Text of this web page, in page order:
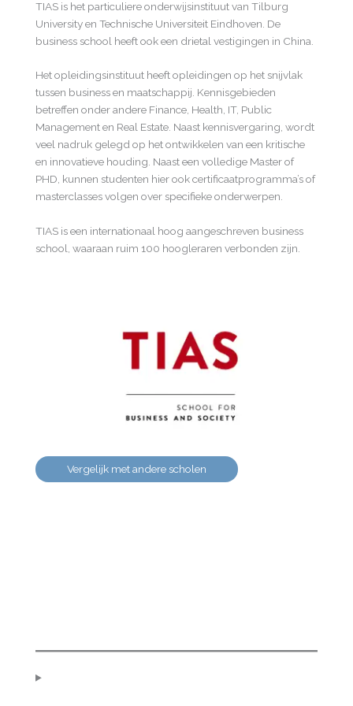
TIAS is het particuliere onderwijsinstituut van Tilburg
University en Technische Universiteit Eindhoven. De
business school heeft ook een drietal vestigingen in China.
Het opleidingsinstituut heeft opleidingen op het snijvlak
tussen business en maatschappij. Kennisgebieden
betreffen onder andere Finance, Health, IT, Public
Management en Real Estate. Naast kennisvergaring, wordt
veel nadruk gelegd op het ontwikkelen van een kritische
en innovatieve houding. Naast een volledige Master of
PHD, kunnen studenten hier ook certificaatprogramma’s of
masterclasses volgen over specifieke onderwerpen.
TIAS is een internationaal hoog aangeschreven business
school, waaraan ruim 100 hoogleraren verbonden zijn.
Vergelijk met andere scholen